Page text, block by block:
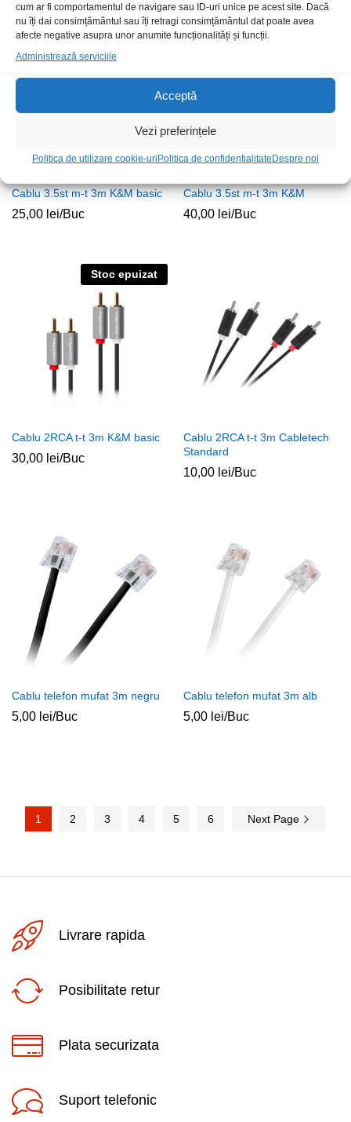
cum ar fi comportamentul de navigare sau ID-uri unice pe acest site. Dacă
nu îți dai consimțământul sau îți retragi consimțământul dat poate avea
afecte negative asupra unor anumite funcționalități și funcții.
Administrează serviciile
Acceptă
Vezi preferințele
Politica de utilizare cookie-uri Politica de confidentialitate Despre noi
Stoc epuizat
Cablu 3.5st m-t 3m K&M basic
25,00 lei/Buc
Cablu 3.5st m-t 3m K&M
40,00 lei/Buc
Stoc epuizat
Cablu 2RCA t-t 3m K&M basic
30,00 lei/Buc
Cablu 2RCA t-t 3m Cabletech
Standard
10,00 lei/Buc
Cablu telefon mufat 3m negru
5,00 lei/Buc
Cablu telefon mufat 3m alb
5,00 lei/Buc
1 2 3 4 5 6 Next Page
Livrare rapida
Posibilitate retur
Plata securizata
Suport telefonic